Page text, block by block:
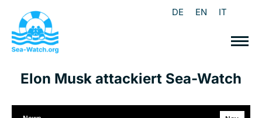
DE EN IT
Elon Musk attackiert Sea-Watch